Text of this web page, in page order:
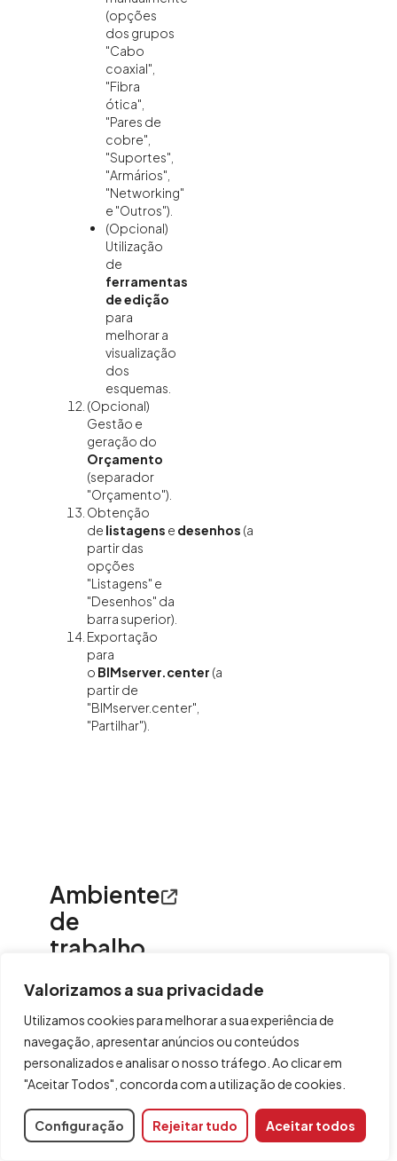
Valorizamos a sua privacidade
Utilizamos cookies para melhorar a sua experiência de
navegação, apresentar anúncios ou conteúdos
personalizados e analisar o nosso tráfego. Ao clicar em
"Aceitar Todos", concorda com a utilização de cookies.
Configuração Rejeitar tudo Aceitar todos
(opções
dos grupos
"Cabo
coaxial",
"Fibra
ótica",
"Pares de
cobre",
"Suportes",
"Armários",
"Networking"
e "Outros").
(Opcional)
Utilização
de
ferramentas
de edição
para
melhorar a
visualização
dos
esquemas.
(Opcional)
Gestão e
geração do
Orçamento
(separador
"Orçamento").
Obtenção
de listagens e desenhos (a
partir das
opções
"Listagens" e
"Desenhos" da
barra superior).
Exportação
para
o BIMserver.center (a
partir de
"BIMserver.center",
"Partilhar").
Ambiente
de
trabalho
trabalho do
CYPETELdispõe de
quatro separadores
com diferentes
ambientes de
trabalho: "Modelo
Cálculo",
"Esquemas: